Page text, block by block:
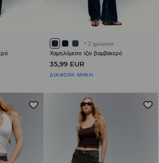
+ 2 χρώματα
Χαμηλόμεσο τζιν βαμβακερό
35,99 EUR
ΔΙΑΦΟΡΑ ΜΗΚΗ